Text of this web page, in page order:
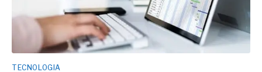
TECNOLOGIA